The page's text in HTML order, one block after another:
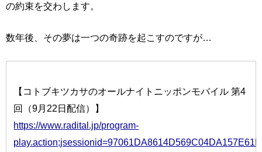
の約束を交わします。
数年後、その夢は一つの奇跡を起こすのですが…
【コトブキツカサのオールナイトニッポンモバイル 第4
回（9月22日配信）】
https://www.radital.jp/program-